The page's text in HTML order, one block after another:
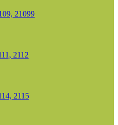
21099
2112
2115